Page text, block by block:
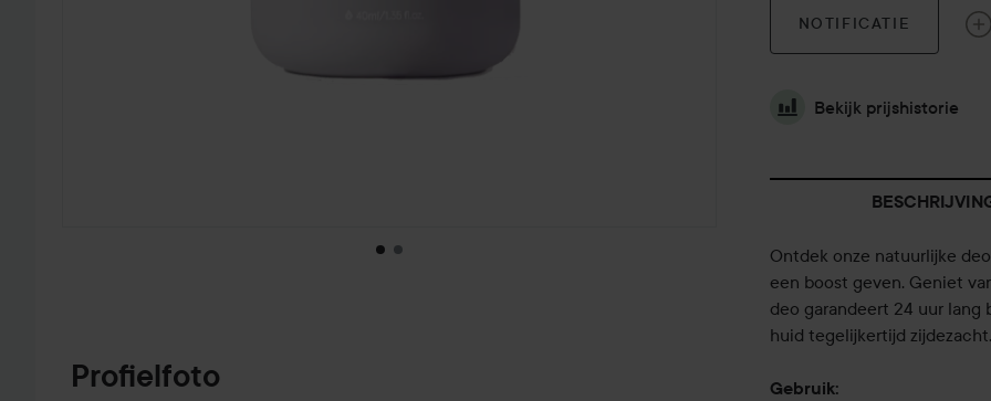
Profielfoto
NOTIFICATIE
Bekijk prijshistorie
Ontdek onze natuurlijke
een boost geven. Geniet
deo garandeert 24 uur
huid tegelijkertijd
Gebruik: